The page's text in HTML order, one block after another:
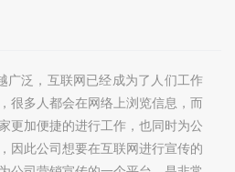
广泛，互联网已经成为了人们工作
很多人都会在网络上浏览信息，而
更加便捷的进行工作，也同时为公
因此公司想要在互联网进行宣传的